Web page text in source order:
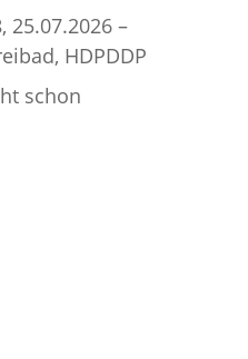
25.07.2026 –
HDPDDP
schon